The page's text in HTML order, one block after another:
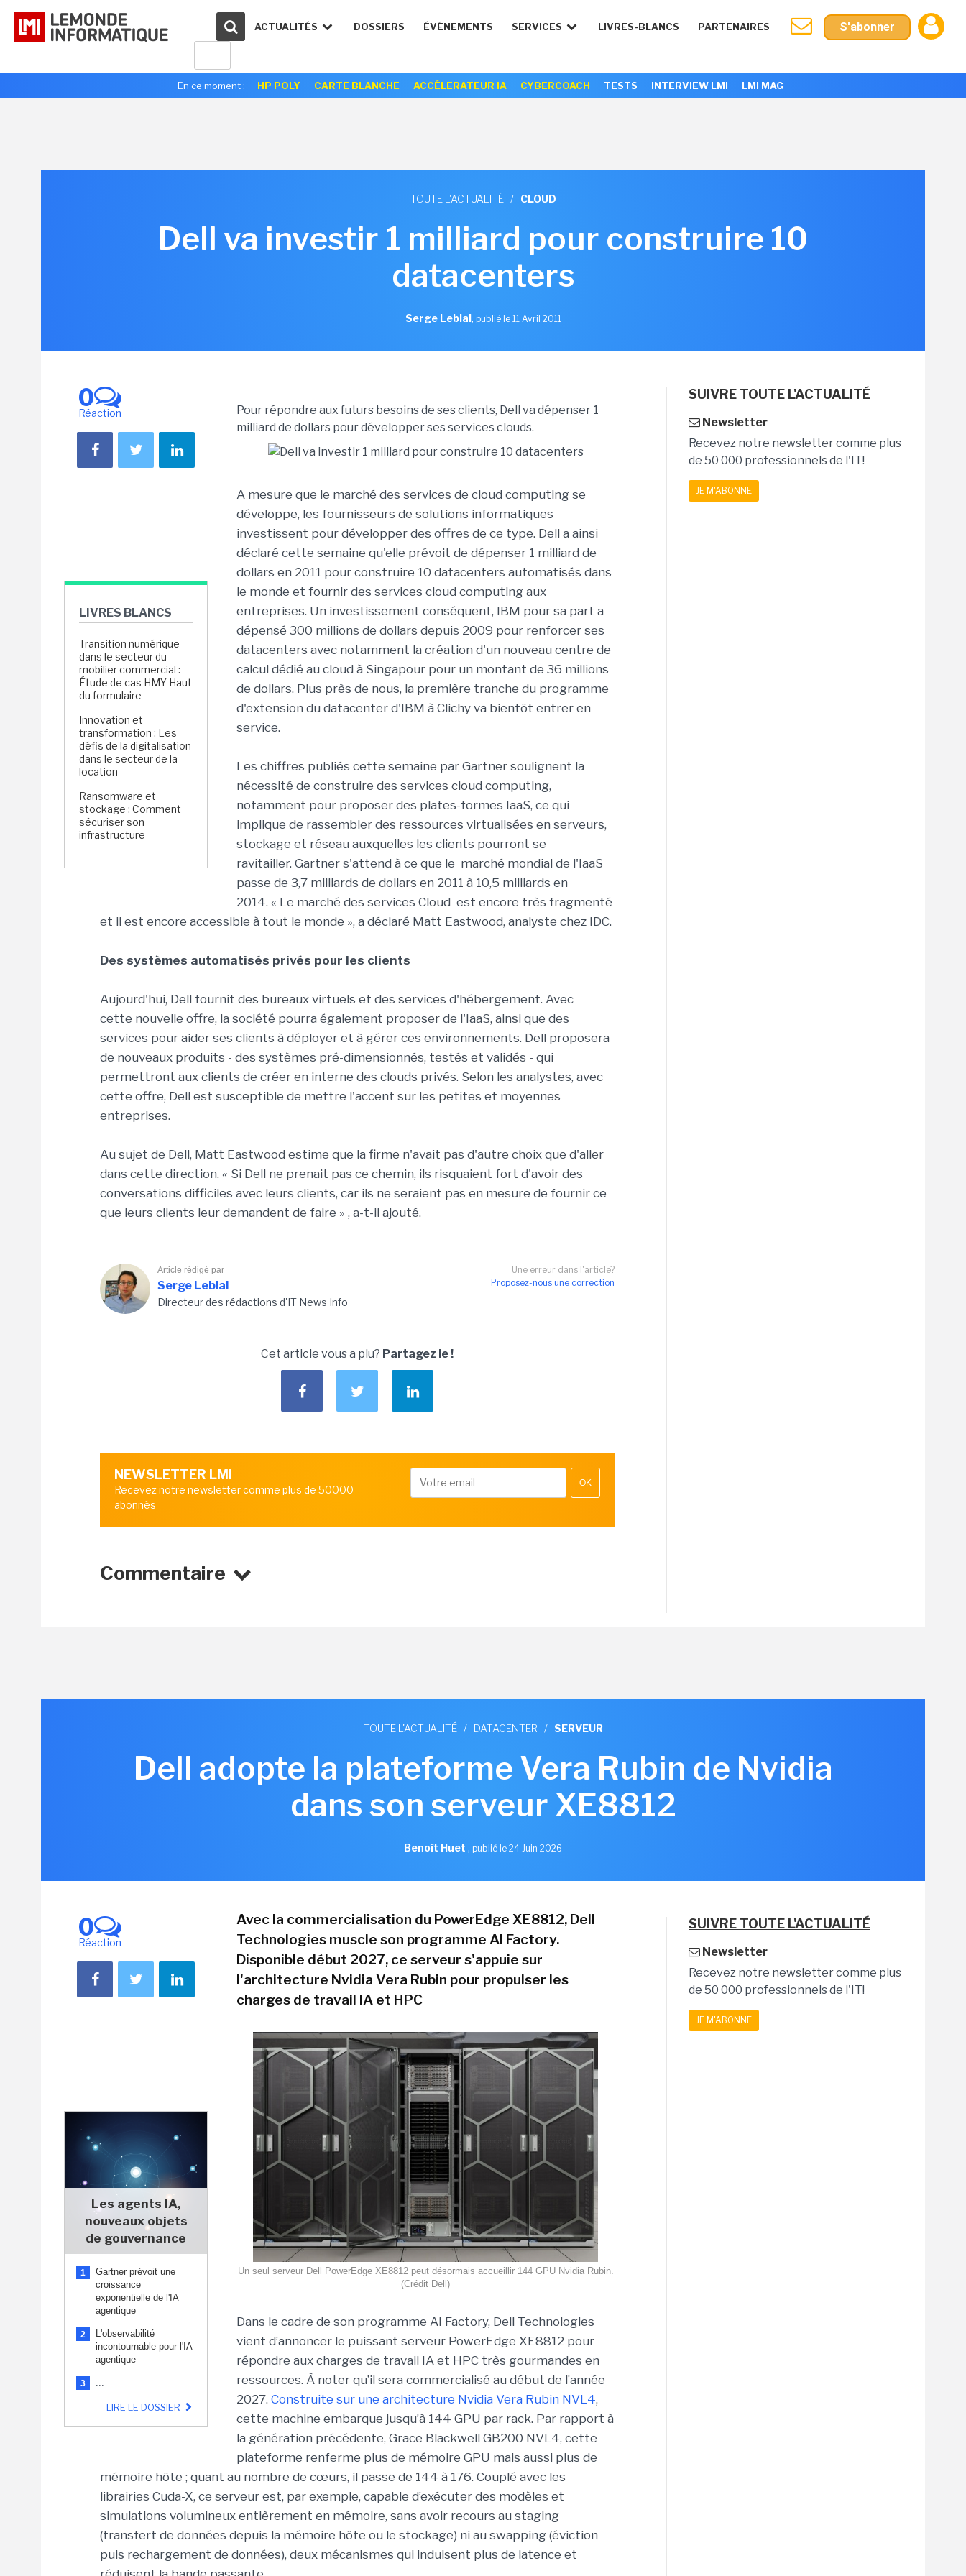
ACTUALITÉS DOSSIERS ÉVÉNEMENTS SERVICES LIVRES-BLANCS PARTENAIRES S'abonner
En ce moment : HP POLY CARTE BLANCHE ACCÉLERATEUR IA CYBERCOACH TESTS INTERVIEW LMI LMI MAG
TOUTE L'ACTUALITÉ / CLOUD
Dell va investir 1 milliard pour construire 10
datacenters
Serge Leblal, publié le 11 Avril 2011
0
Réaction
LIVRES BLANCS
Transition numérique
dans le secteur du
mobilier commercial :
Étude de cas HMY Haut
du formulaire
Innovation et
transformation : Les
défis de la digitalisation
dans le secteur de la
location
Ransomware et
stockage : Comment
sécuriser son
infrastructure
Pour répondre aux futurs besoins de ses clients, Dell va dépenser 1
milliard de dollars pour développer ses services clouds.
A mesure que le marché des services de cloud computing se
développe, les fournisseurs de solutions informatiques
investissent pour développer des offres de ce type. Dell a ainsi
déclaré cette semaine qu'elle prévoit de dépenser 1 milliard de
dollars en 2011 pour construire 10 datacenters automatisés dans
le monde et fournir des services cloud computing aux
entreprises. Un investissement conséquent, IBM pour sa part a
dépensé 300 millions de dollars depuis 2009 pour renforcer ses
datacenters avec notamment la création d'un nouveau centre de
calcul dédié au cloud à Singapour pour un montant de 36 millions
de dollars. Plus près de nous, la première tranche du programme
d'extension du datacenter d'IBM à Clichy va bientôt entrer en
service.
Les chiffres publiés cette semaine par Gartner soulignent la
nécessité de construire des services cloud computing,
notamment pour proposer des plates-formes IaaS, ce qui
implique de rassembler des ressources virtualisées en serveurs,
stockage et réseau auxquelles les clients pourront se
ravitailler. Gartner s'attend à ce que le marché mondial de l'IaaS
passe de 3,7 milliards de dollars en 2011 à 10,5 milliards en
2014. « Le marché des services Cloud est encore très fragmenté
et il est encore accessible à tout le monde », a déclaré Matt Eastwood, analyste chez IDC.
Des systèmes automatisés privés pour les clients
Aujourd'hui, Dell fournit des bureaux virtuels et des services d'hébergement. Avec
cette nouvelle offre, la société pourra également proposer de l'IaaS, ainsi que des
services pour aider ses clients à déployer et à gérer ces environnements. Dell proposera
de nouveaux produits - des systèmes pré-dimensionnés, testés et validés - qui
permettront aux clients de créer en interne des clouds ​​privés. Selon les analystes, avec
cette offre, Dell est susceptible de mettre l'accent sur les petites et moyennes
entreprises.
Au sujet de Dell, Matt Eastwood estime que la firme n'avait pas d'autre choix que d'aller
dans cette direction. « Si Dell ne prenait pas ce chemin, ils risquaient fort d'avoir des
conversations difficiles avec leurs clients, car ils ne seraient pas en mesure de fournir ce
que leurs clients leur demandent de faire » , a-t-il ajouté.
Une erreur dans l'article?
Proposez-nous une correction
Article rédigé par
Serge Leblal
Directeur des rédactions d'IT News Info
Cet article vous a plu? Partagez le !
NEWSLETTER LMI
Recevez notre newsletter comme plus de 50000
abonnés
OK
Commentaire
SUIVRE TOUTE L'ACTUALITÉ
Newsletter
Recevez notre newsletter comme plus
de 50 000 professionnels de l'IT!
JE M'ABONNE
TOUTE L'ACTUALITÉ / DATACENTER / SERVEUR
Dell adopte la plateforme Vera Rubin de Nvidia
dans son serveur XE8812
Benoît Huet , publié le 24 Juin 2026
0
Réaction
Les agents IA,
nouveaux objets
de gouvernance
1
Gartner prévoit une
croissance
exponentielle de l'IA
agentique
2
L'observabilité
incontournable pour l'IA
agentique
3 ...
LIRE LE DOSSIER
Avec la commercialisation du PowerEdge XE8812, Dell
Technologies muscle son programme AI Factory.
Disponible début 2027, ce serveur s'appuie sur
l'architecture Nvidia Vera Rubin pour propulser les
charges de travail IA et HPC
Un seul serveur Dell PowerEdge XE8812 peut désormais accueillir 144 GPU Nvidia Rubin.
(Crédit Dell)
Dans le cadre de son programme AI Factory, Dell Technologies
vient d’annoncer le puissant serveur PowerEdge XE8812 pour
répondre aux charges de travail IA et HPC très gourmandes en
ressources. À noter qu’il sera commercialisé au début de l’année
2027. Construite sur une architecture Nvidia Vera Rubin NVL4,
cette machine embarque jusqu’à 144 GPU par rack. Par rapport à
la génération précédente, Grace Blackwell GB200 NVL4, cette
plateforme renferme plus de mémoire GPU mais aussi plus de
mémoire hôte ; quant au nombre de cœurs, il passe de 144 à 176. Couplé avec les
librairies Cuda-X, ce serveur est, par exemple, capable d’exécuter des modèles et
simulations volumineux entièrement en mémoire, sans avoir recours au staging
(transfert de données depuis la mémoire hôte ou le stockage) ni au swapping (éviction
puis rechargement de données), deux mécanismes qui induisent plus de latence et
SUIVRE TOUTE L'ACTUALITÉ
Newsletter
Recevez notre newsletter comme plus
de 50 000 professionnels de l'IT!
JE M'ABONNE